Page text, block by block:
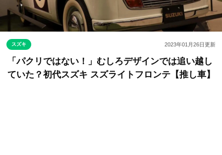
スズキ 2023年01月26日更新
「パクリではない！」むしろデザインでは追い越し
ていた？初代スズキ スズライトフロンテ【推し車】